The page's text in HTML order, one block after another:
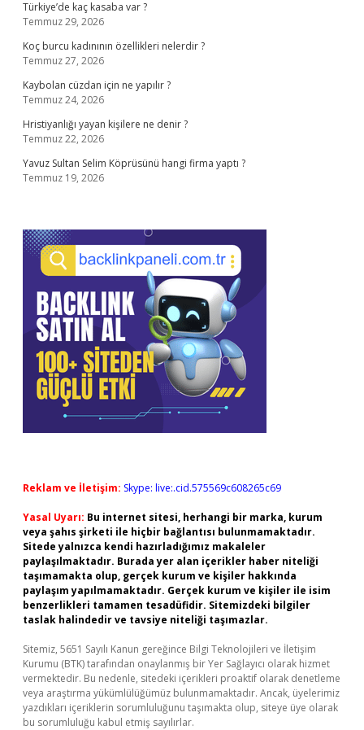
Türkiye’de kaç kasaba var ?
Temmuz 29, 2026
Koç burcu kadınının özellikleri nelerdir ?
Temmuz 27, 2026
Kaybolan cüzdan için ne yapılır ?
Temmuz 24, 2026
Hristiyanlığı yayan kişilere ne denir ?
Temmuz 22, 2026
Yavuz Sultan Selim Köprüsünü hangi firma yaptı ?
Temmuz 19, 2026
Reklam ve İletişim: Skype: live:.cid.575569c608265c69
Yasal Uyarı: Bu internet sitesi, herhangi bir marka, kurum
veya şahıs şirketi ile hiçbir bağlantısı bulunmamaktadır.
Sitede yalnızca kendi hazırladığımız makaleler
paylaşılmaktadır. Burada yer alan içerikler haber niteliği
taşımamakta olup, gerçek kurum ve kişiler hakkında
paylaşım yapılmamaktadır. Gerçek kurum ve kişiler ile isim
benzerlikleri tamamen tesadüfidir. Sitemizdeki bilgiler
taslak halindedir ve tavsiye niteliği taşımazlar.
Sitemiz, 5651 Sayılı Kanun gereğince Bilgi Teknolojileri ve İletişim
Kurumu (BTK) tarafından onaylanmış bir Yer Sağlayıcı olarak hizmet
vermektedir. Bu nedenle, sitedeki içerikleri proaktif olarak denetleme
veya araştırma yükümlülüğümüz bulunmamaktadır. Ancak, üyelerimiz
yazdıkları içeriklerin sorumluluğunu taşımakta olup, siteye üye olarak
bu sorumluluğu kabul etmiş sayılırlar.